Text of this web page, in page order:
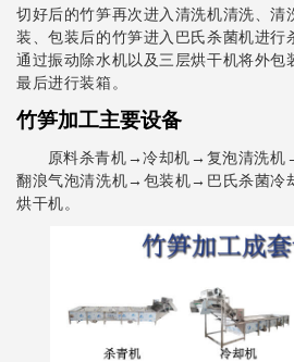
切好后的竹笋再次进入清洗机清洗、清
装、包装后的竹笋进入巴氏杀菌机进行
通过振动除水机以及三层烘干机将外包
最后进行装箱。
竹笋加工主要设备
原料杀青机→冷却机→复泡清洗
翻浪气泡清洗机→包装机→巴氏杀菌
烘干机。